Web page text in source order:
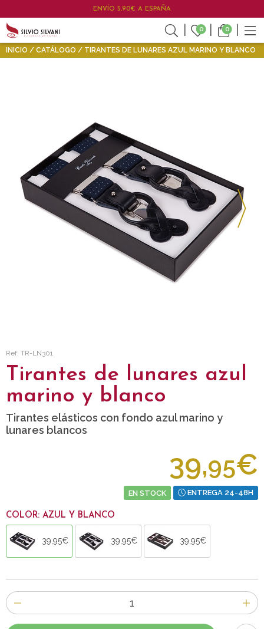
ENVÍO 5,90€ A ESPAÑA
0 0
INICIO CATÁLOGO TIRANTES DE LUNARES AZUL MARINO Y BLANCO
Ref: TR-LN301
Tirantes de lunares azul
marino y blanco
Tirantes elásticos con fondo azul marino y
lunares blancos
39,95€
EN STOCK ENTREGA 24-48H
COLOR: AZUL Y BLANCO
39,95€ 39,95€ 39,95€
Número
de